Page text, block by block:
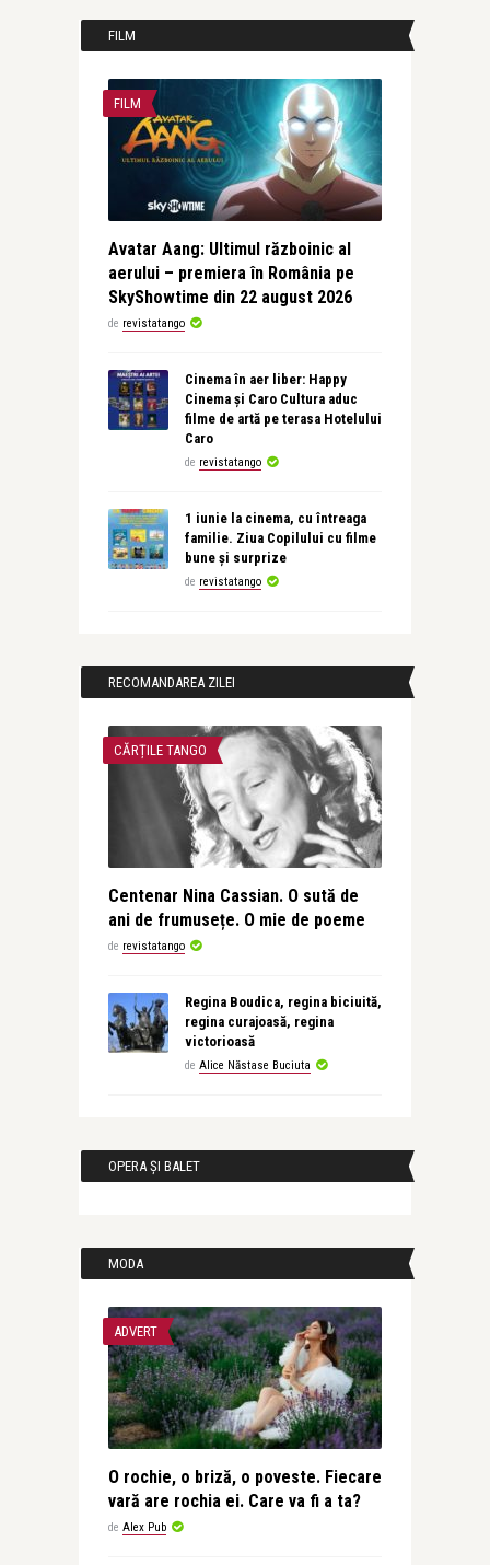
FILM
FILM
Avatar Aang: Ultimul războinic al
aerului – premiera în România pe
SkyShowtime din 22 august 2026
de revistatango
Cinema în aer liber: Happy
Cinema și Caro Cultura aduc
filme de artă pe terasa Hotelului
Caro
de revistatango
1 iunie la cinema, cu întreaga
familie. Ziua Copilului cu filme
bune și surprize
de revistatango
RECOMANDAREA ZILEI
CĂRȚILE TANGO
Centenar Nina Cassian. O sută de
ani de frumusețe. O mie de poeme
de revistatango
Regina Boudica, regina biciuită,
regina curajoasă, regina
victorioasă
de Alice Năstase Buciuta
OPERA ȘI BALET
MODA
ADVERT
O rochie, o briză, o poveste. Fiecare
vară are rochia ei. Care va fi a ta?
de Alex Pub